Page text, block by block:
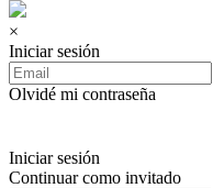
×
Iniciar sesión
Olvidé mi contraseña
Iniciar sesión
Continuar como invitado